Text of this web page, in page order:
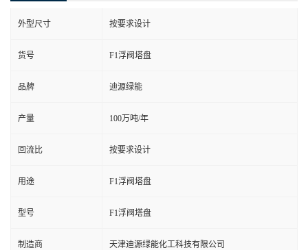
外型尺寸 按要求设计
货号 F1浮阀塔盘
品牌 迪源绿能
产量 100万吨/年
回流比 按要求设计
用途 F1浮阀塔盘
型号 F1浮阀塔盘
制造商 天津迪源绿能化工科技有限公司